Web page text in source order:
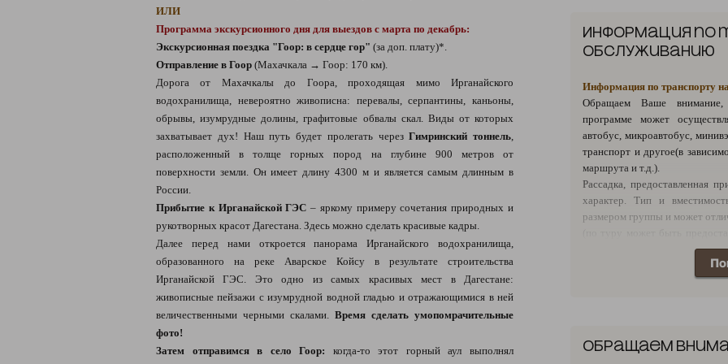
ИЛИ
Программа экскурсионного дня для выездов с марта по декабрь:
Экскурсионная поездка "Гоор: в сердце гор" (за доп. плату)*.
Отправление в Гоор (Махачкала → Гоор: 170 км).
Дорога от Махачкалы до Гоора, проходящая мимо Ирганайского
водохранилища, невероятно живописна: перевалы, серпантины, каньоны,
обрывы, изумрудные долины, графитовые обвалы скал. Виды от которых
захватывает дух! Наш путь будет пролегать черезГимринский тоннель,
расположенный в толще горных пород на глубине 900 метров от
поверхности земли. Он имеет длину 4300 м и является самым длинным в
России.
Прибытие к Ирганайской ГЭС – яркому примеру сочетания природных и
рукотворных красот Дагестана. Здесь можно сделать красивые кадры.
Далее перед нами откроется панорама Ирганайского водохранилища,
образованного на реке Аварское Койсу в результате строительства
Ирганайской ГЭС. Это одно из самых красивых мест в Дагестане:
живописные пейзажи с изумрудной водной гладью и отражающимися в ней
величественными черными скалами. Время сделать умопомрачительные
фото!
Затем отправимся в село Гоор: когда-то этот горный аул выполнял
День 5.
Программа
Завтрак / завтрак
Экскурсионная поездка
посещение села Гоор и его
национальной кухни.
День 5.
Программа
сентябрь:
Завтрак / завтрак
экскурсионная программа
гнезда аварского волка»
достопримечательностей,
Экскурсионная поездка
Осмотр пейзажей каньона с
Информация по
обслуживанию
Информация по транспорту
Обращаем Ваше внимание,
программе может
автобус, микроавтобус,
транспорт и другое(в
маршрута и т.д.).
Рассадка, предоставленная
характер. Тип и
размером группы и может
Обращаем